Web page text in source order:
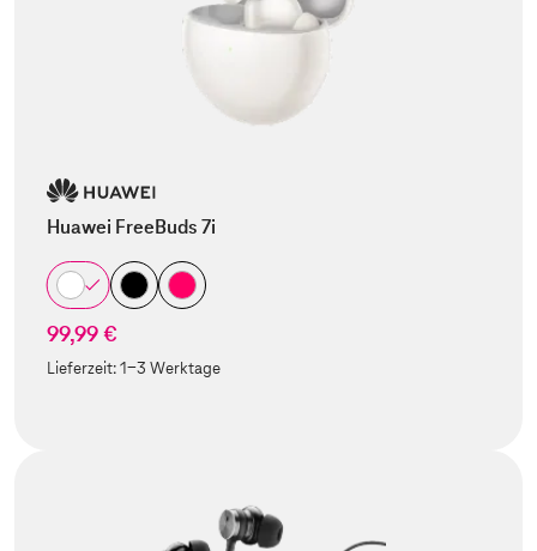
Huawei FreeBuds 7i
99,99 €
Lieferzeit:1-3 Werktage